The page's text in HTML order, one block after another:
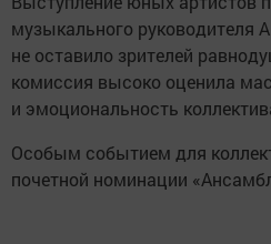
музыкального руководителя
не оставило зрителей
комиссия высоко оценила
и эмоциональность
Особым событием для
почетной номинации